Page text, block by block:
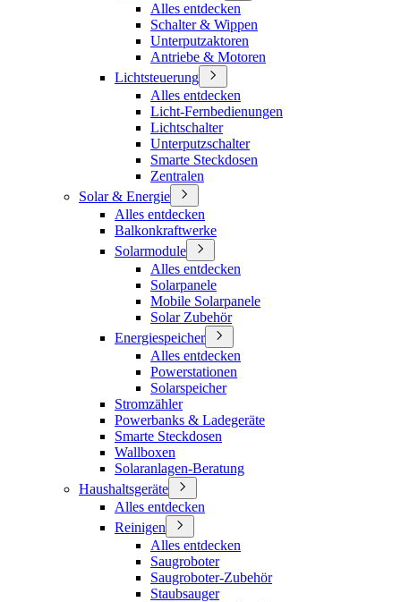
Alles entdecken
Schalter & Wippen
Unterputzaktoren
Antriebe & Motoren
Lichtsteuerung
Alles entdecken
Licht-Fernbedienungen
Lichtschalter
Unterputzschalter
Smarte Steckdosen
Zentralen
Solar & Energie
Alles entdecken
Balkonkraftwerke
Solarmodule
Alles entdecken
Solarpanele
Mobile Solarpanele
Solar Zubehör
Energiespeicher
Alles entdecken
Powerstationen
Solarspeicher
Stromzähler
Powerbanks & Ladegeräte
Smarte Steckdosen
Wallboxen
Solaranlagen-Beratung
Haushaltsgeräte
Alles entdecken
Reinigen
Alles entdecken
Saugroboter
Saugroboter-Zubehör
Staubsauger